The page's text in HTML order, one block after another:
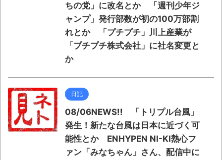
ちの党」に改名とか 「週刊少年ジ
ャンプ」発行部数が初の100万部割
れとか 「プチプチ」川上産業が
「プチプチ株式会社」に社名変更と
か
日記
08/06NEWS!! 「トリプル台風」
発生！新たな台風は日本に近づく可
能性とか ENHYPEN NI-KI熱心フ
ァン「みなちゃん」さん、配信中に